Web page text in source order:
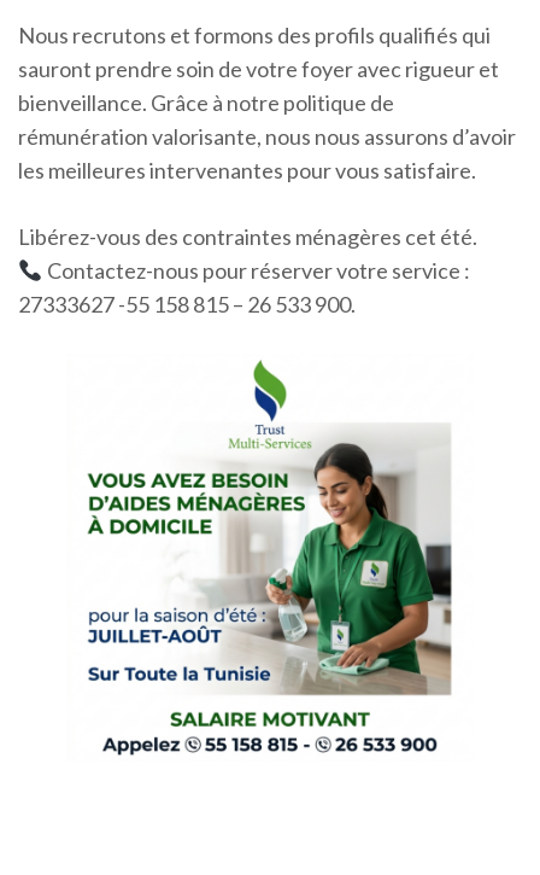
Nous recrutons et formons des profils qualifiés qui
sauront prendre soin de votre foyer avec rigueur et
bienveillance. Grâce à notre politique de
rémunération valorisante, nous nous assurons d’avoir
les meilleures intervenantes pour vous satisfaire.
Libérez-vous des contraintes ménagères cet été.
Contactez-nous pour réserver votre service :
27333627 -55 158 815 – 26 533 900.